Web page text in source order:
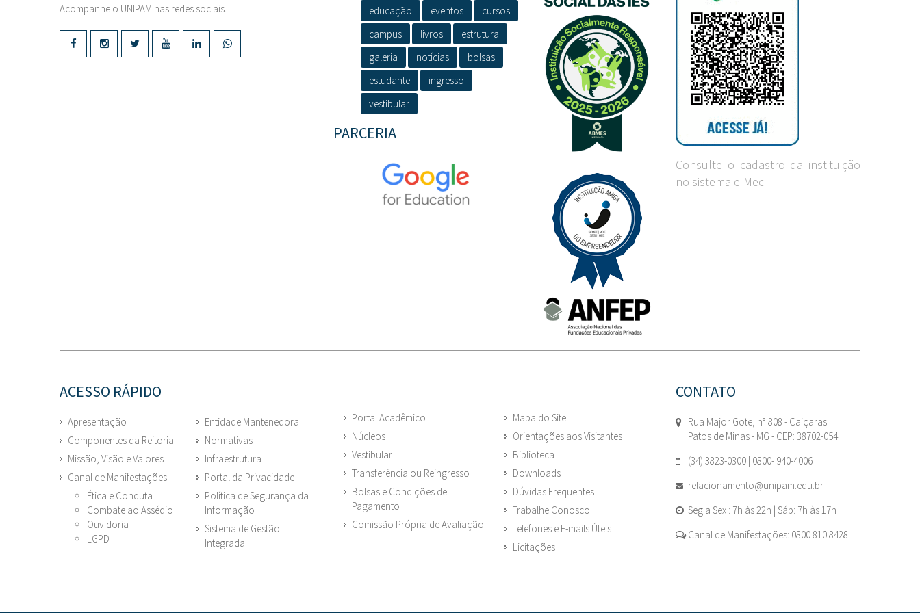
Acompanhe o UNIPAM nas redes sociais. educação eventos
cursos
campus
livros
estrutura
galeria
notícias
bolsas
estudante
ingresso
vestibular
PARCERIA
Consulte o cadastro da instituição
no sistema e-Mec
ACESSO RÁPIDO
Apresentação
Componentes da Reitoria
Missão, Visão e Valores
Canal de Manifestações
Ética e Conduta
Combate ao Assédio
Ouvidoria
LGPD
Entidade Mantenedora
Normativas
Infraestrutura
Portal da Privacidade
Política de Segurança da
Informação
Sistema de Gestão
Integrada
Portal Acadêmico
Núcleos
Vestibular
Transferência ou Reingresso
Bolsas e Condições de
Pagamento
Comissão Própria de Avaliação
Mapa do Site
Orientações aos Visitantes
Biblioteca
Downloads
Dúvidas Frequentes
Trabalhe Conosco
Telefones e E-mails Úteis
Licitações
CONTATO
Rua Major Gote, n° 808 - Caiçaras
Patos de Minas - MG - CEP: 38702-054.
(34) 3823-0300 | 0800- 940-4006
relacionamento@unipam.edu.br
Seg a Sex : 7h às 22h | Sáb: 7h às 17h
Canal de Manifestações: 0800 810 8428